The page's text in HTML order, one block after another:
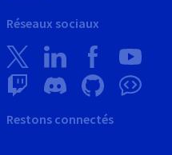
Réseaux sociaux
Restons connectés